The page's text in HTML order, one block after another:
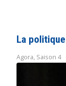
La
Agora, Saison 4